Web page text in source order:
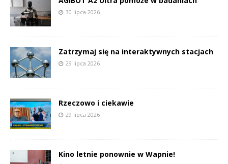
30 lipca 2026
Zatrzymaj się na interaktywnych stacjach
29 lipca 2026
Rzeczowo i ciekawie
29 lipca 2026
Kino letnie ponownie w Wapnie!